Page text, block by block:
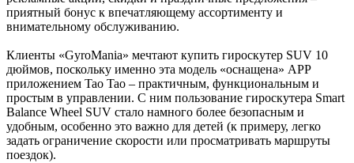
приятный бонус к впечатляющему ассортименту и
внимательному обслуживанию.
Клиенты «GyroMania» мечтают купить гироскутер SUV 10
дюймов, поскольку именно эта модель «оснащена» АРР
приложением Tao Tao – практичным, функциональным и
простым в управлении. С ним пользование гироскутера Smart
Balance Wheel SUV стало намного более безопасным и
удобным, особенно это важно для детей (к примеру, легко
задать ограничение скорости или просматривать маршруты
поездок).